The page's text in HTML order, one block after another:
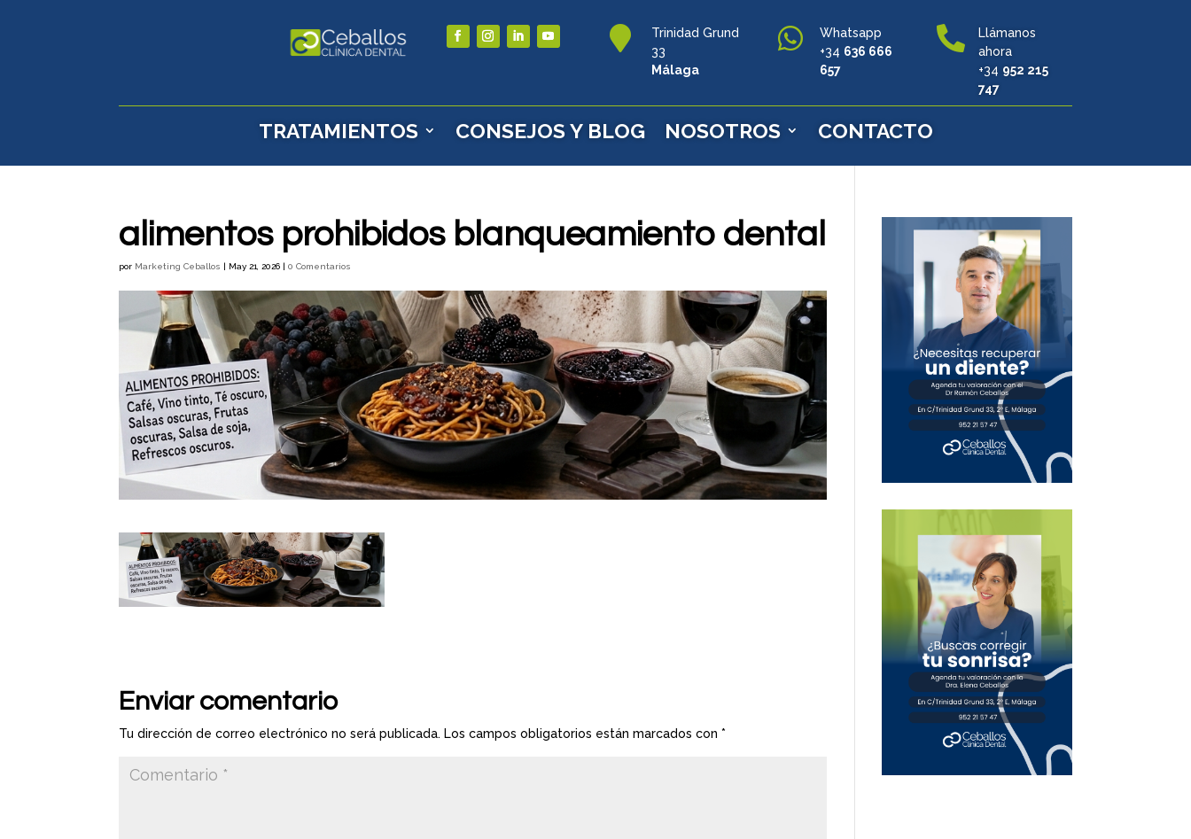

Trinidad Grund
33
Málaga

Whatsapp
+34 636 666
657

Llámanos
ahora
+34 952 215
747
TRATAMIENTOS CONSEJOS Y BLOG NOSOTROS CONTACTO
alimentos prohibidos blanqueamiento dental
por Marketing Ceballos | May 21, 2026 |0 Comentarios
Enviar comentario
Tu dirección de correo electrónico no será publicada. Los campos obligatorios están marcados con*